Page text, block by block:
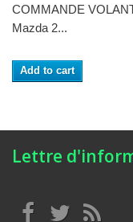
COMMANDE
Mazda 2...
Add to cart
Lettre